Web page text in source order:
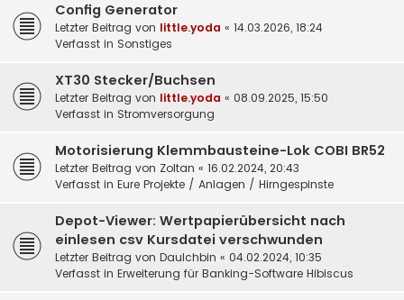
Config Generator
Letzter Beitrag von little.yoda « 14.03.2026, 18:24
Verfasst in Sonstiges
XT30 Stecker/Buchsen
Letzter Beitrag von little.yoda « 08.09.2025, 15:50
Verfasst in Stromversorgung
Motorisierung Klemmbausteine-Lok COBI BR52
Letzter Beitrag von Zoltan « 16.02.2024, 20:43
Verfasst in Eure Projekte / Anlagen / Hirngespinste
Depot-Viewer: Wertpapierübersicht nach
einlesen csv Kursdatei verschwunden
Letzter Beitrag von DauIchbin « 04.02.2024, 10:35
Verfasst in Erweiterung für Banking-Software Hibiscus